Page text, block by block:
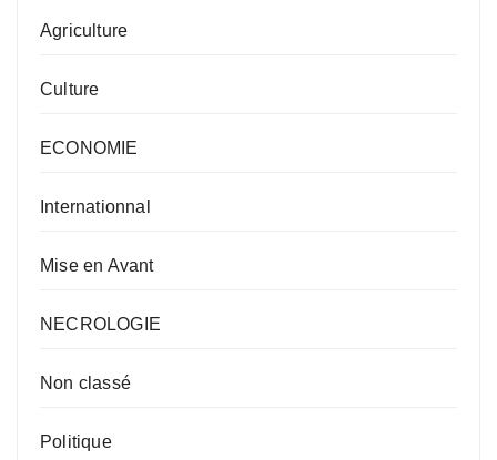
Agriculture
Culture
ECONOMIE
Internationnal
Mise en Avant
NECROLOGIE
Non classé
Politique